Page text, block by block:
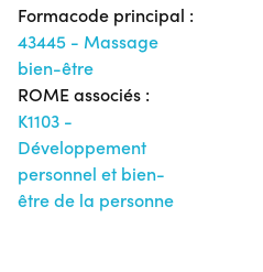
Formacode principal :
43445 - Massage
bien-être
ROME associés :
K1103 -
Développement
personnel et bien-
être de la personne